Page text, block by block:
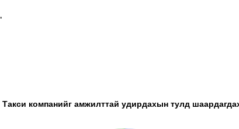
Такси компанийг амжилттай удирдахын тулд